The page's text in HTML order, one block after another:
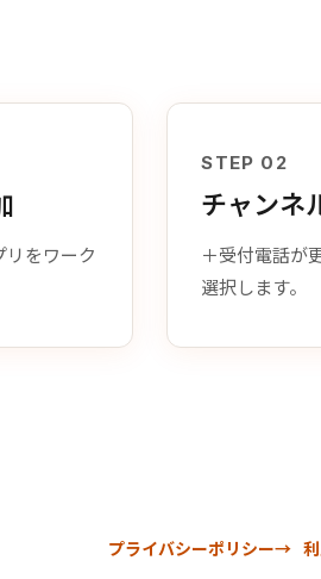
リをワーク
STEP 02
チャンネ
＋受付電話が
選択します。
プライバシーポリシー